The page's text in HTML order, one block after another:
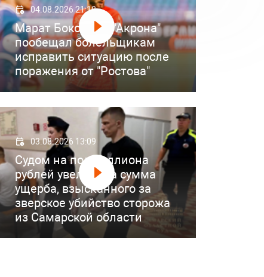
04.08.2026 21:18
Марат Бокоев из "Акрона"
пообещал болельщикам
исправить ситуацию после
поражения от "Ростова"
03.08.2026 13:09
Судом на полмиллиона
рублей увеличена сумма
ущерба, взысканного за
зверское убийство сторожа
из Самарской области